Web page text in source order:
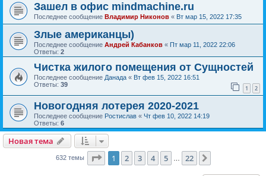
Зашел в офис mindmachine.ru
Последнее сообщение Владимир Никонов « Вт мар 15, 2022 17:35
Злые американцы)
Последнее сообщение Андрей Кабанков « Пт мар 11, 2022 22:06
Ответы: 2
Чистка жилого помещения от Сущностей
Последнее сообщение Данада « Вт фев 15, 2022 16:51
Ответы: 39 1 2
Новогодняя лотерея 2020-2021
Последнее сообщение Ростислав « Чт фев 10, 2022 14:19
Ответы: 6
Новая тема
632 темы Страница из 22
1 2 3 4 5 22